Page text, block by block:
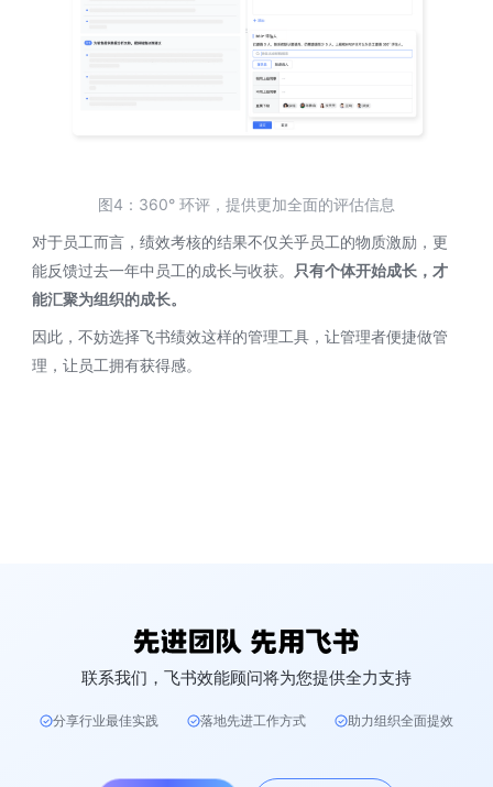
图4：360° 环评，提供更加全面的评估信息
对于员工而言，绩效考核的结果不仅关乎员工的物质激励，更
能反馈过去一年中员工的成长与收获。
只有个体开始成长，才
能汇聚为组织的成长。
因此，不妨选择飞书绩效这样的管理工具，让管理者便捷做管
理，让员工拥有获得感。
联系我们，飞书效能顾问将为您提供全力支持
分享行业最佳实践 落地先进工作方式 助力组织全面提效